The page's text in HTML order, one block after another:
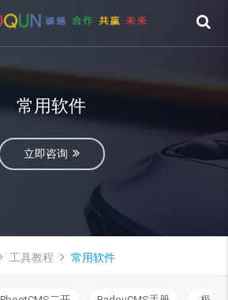
常用软件
立即咨询
工具教程 常用软件